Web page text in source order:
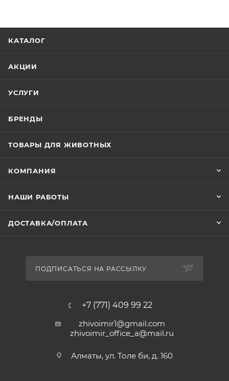
КАТАЛОГ
АКЦИИ
УСЛУГИ
БРЕНДЫ
ТОВАРЫ ДЛЯ ЖИВОТНЫХ
КОМПАНИЯ
НАШИ РАБОТЫ
ДОСТАВКА/ОПЛАТА
ПОДПИСАТЬСЯ НА РАССЫЛКУ
+7 (771) 409 99 22
zhivoimir1@gmail.com
zhivoimir_office_a@mail.ru
Алматы, ул. Толе би, д. 160